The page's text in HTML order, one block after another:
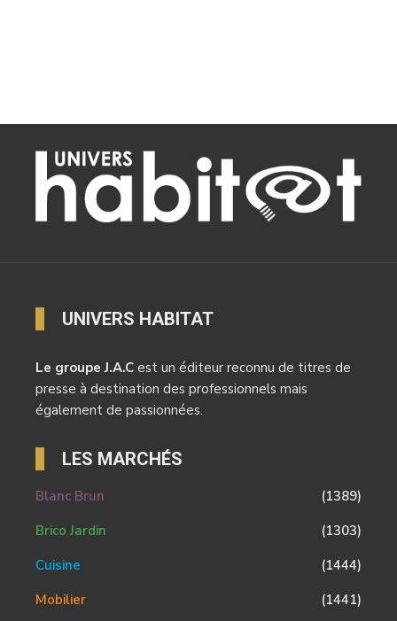
UNIVERS HABITAT
Le groupe J.A.C est un éditeur reconnu de titres de
presse à destination des professionnels mais
également de passionnées.
LES MARCHÉS
Blanc Brun
(1389)
Brico Jardin
(1303)
Cuisine
(1444)
Mobilier
(1441)